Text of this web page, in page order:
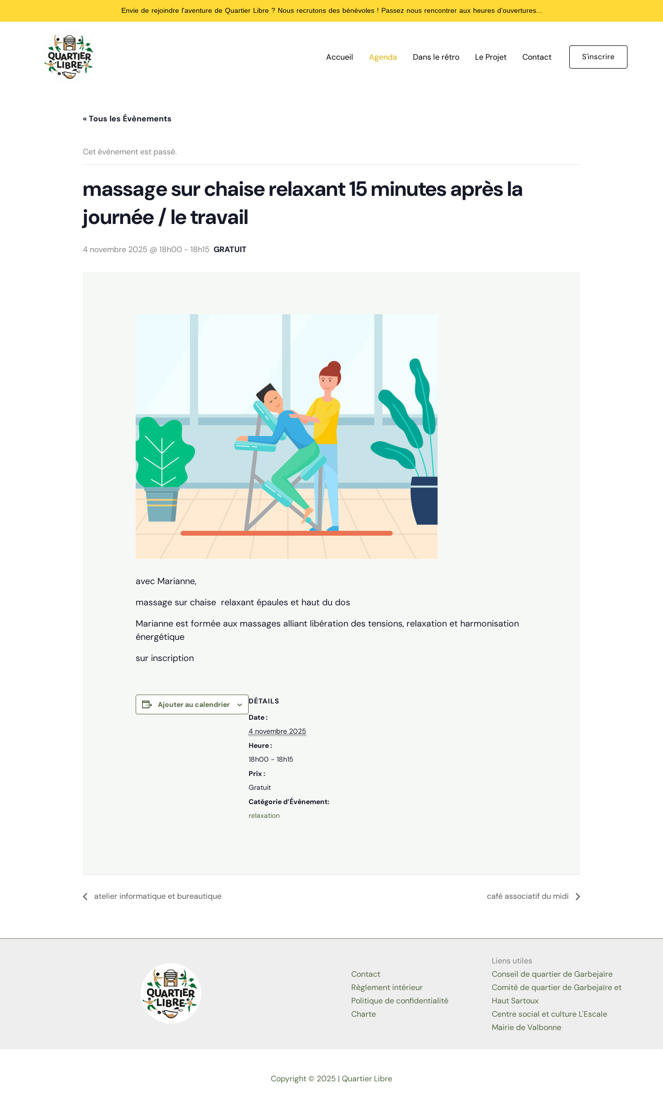
Envie de rejoindre l'aventure de Quartier Libre ? Nous recrutons des bénévoles ! Passez nous rencontrer aux heures d'ouvertures...
Accueil Agenda Dans le rétro Le Projet Contact S'inscrire
« Tous les Évènements
Cet évènement est passé.
massage sur chaise relaxant 15 minutes après la
journée / le travail
4 novembre 2025 @ 18h00 - 18h15 GRATUIT
avec Marianne,
massage sur chaise relaxant épaules et haut du dos
Marianne est formée aux massages alliant libération des tensions, relaxation et harmonisation
énergétique
sur inscription
Ajouter au calendrier
DÉTAILS
Date :
4 novembre 2025
Heure :
18h00 - 18h15
Prix :
Gratuit
Catégorie d’Évènement:
relaxation
atelier informatique et bureautique café associatif du midi
Contact
Règlement intérieur
Politique de confidentialité
Charte
Liens utiles
Conseil de quartier de Garbejaïre
Comité de quartier de Garbejaïre et
Haut Sartoux
Centre social et culture L'Escale
Mairie de Valbonne
Copyright © 2025 | Quartier Libre